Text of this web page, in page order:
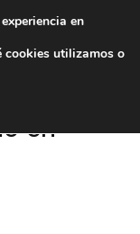
en
en
cookies utilizamos o